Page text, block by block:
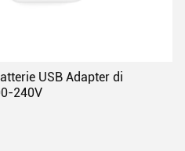
USB Adapter di
240V